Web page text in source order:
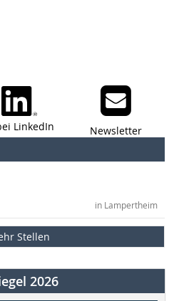
LinkedIn Newsletter
in Lampertheim
Stellen
2026